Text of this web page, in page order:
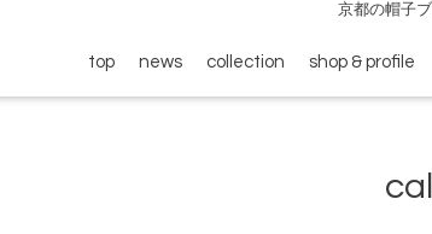
京都の帽子
top news collection shop & profile